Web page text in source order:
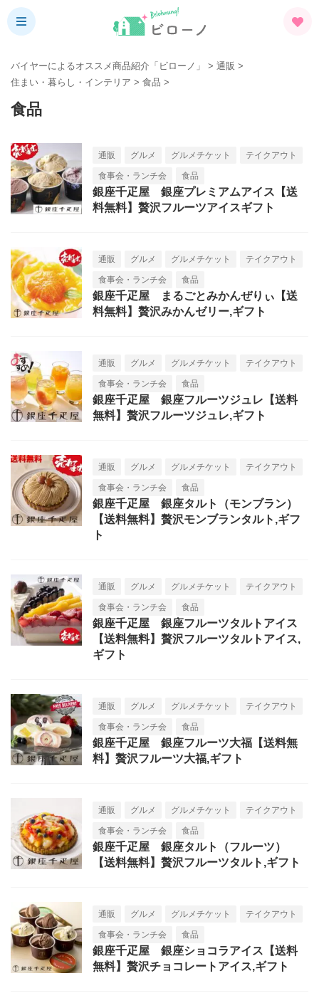
バイヤーによるオススメ商品紹介「ビローノ」 > 通販 >
住まい・暮らし・インテリア > 食品 >
食品
通販 グルメ グルメチケット テイクアウト
食事会・ランチ会 食品
銀座千疋屋 銀座プレミアムアイス【送
料無料】贅沢フルーツアイスギフト
通販 グルメ グルメチケット テイクアウト
食事会・ランチ会 食品
銀座千疋屋 まるごとみかんぜりぃ【送
料無料】贅沢みかんゼリー,ギフト
通販 グルメ グルメチケット テイクアウト
食事会・ランチ会 食品
銀座千疋屋 銀座フルーツジュレ【送料
無料】贅沢フルーツジュレ,ギフト
通販 グルメ グルメチケット テイクアウト
食事会・ランチ会 食品
銀座千疋屋 銀座タルト（モンブラン）
【送料無料】贅沢モンブランタルト,ギフ
ト
通販 グルメ グルメチケット テイクアウト
食事会・ランチ会 食品
銀座千疋屋 銀座フルーツタルトアイス
【送料無料】贅沢フルーツタルトアイス,
ギフト
通販 グルメ グルメチケット テイクアウト
食事会・ランチ会 食品
銀座千疋屋 銀座フルーツ大福【送料無
料】贅沢フルーツ大福,ギフト
通販 グルメ グルメチケット テイクアウト
食事会・ランチ会 食品
銀座千疋屋 銀座タルト（フルーツ）
【送料無料】贅沢フルーツタルト,ギフト
通販 グルメ グルメチケット テイクアウト
食事会・ランチ会 食品
銀座千疋屋 銀座ショコラアイス【送料
無料】贅沢チョコレートアイス,ギフト